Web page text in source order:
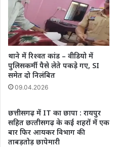
थाने में रिश्वत कांड – वीडियो में
पुलिसकर्मी पैसे लेते पकड़े गए, SI
समेत दो निलंबित
09.04.2026
छत्तीसगढ़ में IT का छापा : रायपुर
सहित छत्‍तीसगढ़ के कई शहरों में एक
बार फिर आयकर विभाग की
ताबड़तोड़ छापेमारी